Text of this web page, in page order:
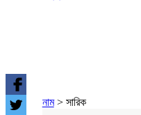
নাম> সারিক